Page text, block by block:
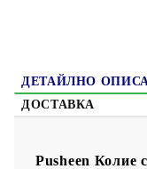
ДЕТАЙЛНО
ДОСТАВКА
Pusheen Колие